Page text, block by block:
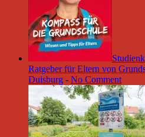
Ratgeber für Eltern von
Duisburg - No Comment